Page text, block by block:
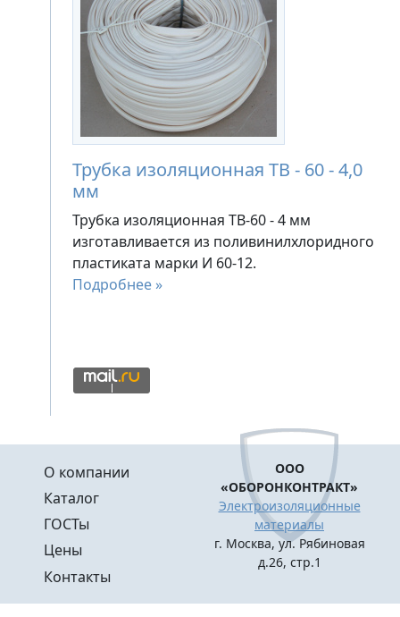
Трубка изоляционная ТВ - 60 - 4,0
мм
Трубка изоляционная ТВ-60 - 4 мм
изготавливается из поливинилхлоридного
пластиката марки И 60-12.
Подробнее »
Меню в подвале
О компании
Каталог
ГОСТы
Цены
Контакты
ООО
«ОБОРОНКОНТРАКТ»
Электроизоляционные
материалы
г. Москва, ул. Рябиновая
д.26, стр.1